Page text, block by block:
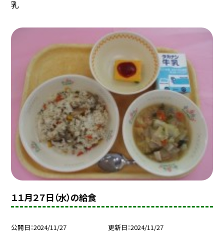
乳
１１月２７日（水）の給食
公開日 2024/11/27 更新日 2024/11/27